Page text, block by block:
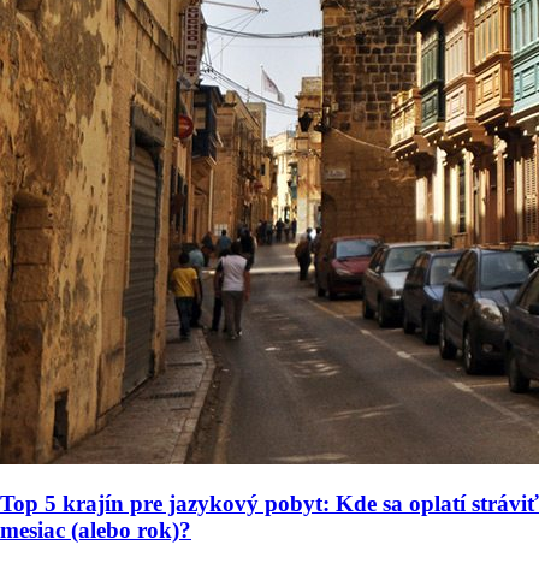
Top 5 krajín pre jazykový pobyt: Kde sa oplatí stráviť
mesiac (alebo rok)?